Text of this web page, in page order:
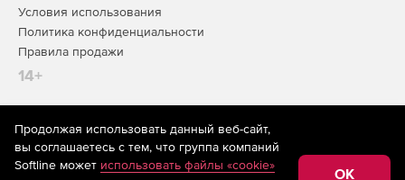
Условия использования
Политика конфиденциальности
Правила продажи
14+
На информационном ресурсе store.softline.ru применяются
рекомендательные технологии(информационные технологии
предоставления информации на основе сбора,
Продолжая использовать данный веб-сайт,
вы соглашаетесь с тем, что группа компаний
Softline может использовать файлы «cookie»
OK